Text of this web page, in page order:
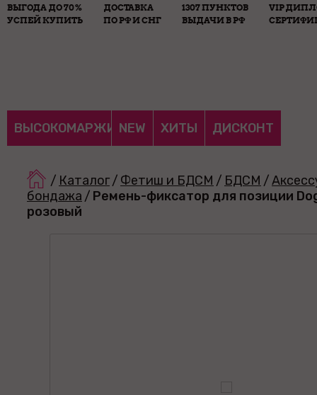
ВЫГОДА ДО 70%
УСПЕЙ КУПИТЬ
ДОСТАВКА
ПО РФ И СНГ
1307 ПУНКТОВ
ВЫДАЧИ В РФ
VIP
ВЫСОКОМАРЖИНАЛЬНЫЕ
NEW ХИТЫ ДИСКОНТ
/ Каталог/ Фетиш и БДСМ / БДСМ /
бондажа / Ремень-фиксатор для позиции
розовый